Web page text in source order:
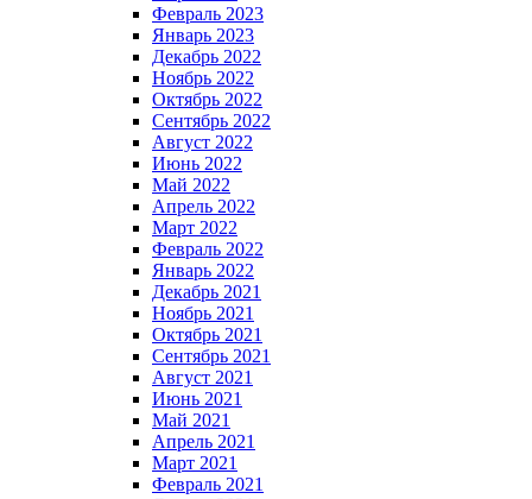
Февраль 2023
Январь 2023
Декабрь 2022
Ноябрь 2022
Октябрь 2022
Сентябрь 2022
Август 2022
Июнь 2022
Май 2022
Апрель 2022
Март 2022
Февраль 2022
Январь 2022
Декабрь 2021
Ноябрь 2021
Октябрь 2021
Сентябрь 2021
Август 2021
Июнь 2021
Май 2021
Апрель 2021
Март 2021
Февраль 2021